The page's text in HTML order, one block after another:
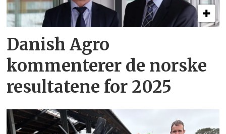
Danish Agro
kommenterer de norske
resultatene for 2025